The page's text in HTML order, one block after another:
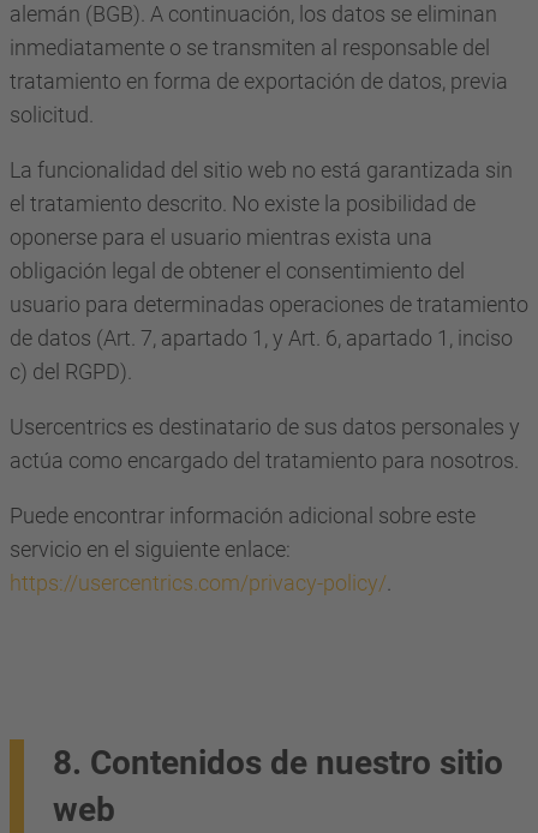
alemán (BGB). A continuación, los datos se eliminan
inmediatamente o se transmiten al responsable del
tratamiento en forma de exportación de datos, previa
solicitud.
La funcionalidad del sitio web no está garantizada sin
el tratamiento descrito. No existe la posibilidad de
oponerse para el usuario mientras exista una
obligación legal de obtener el consentimiento del
usuario para determinadas operaciones de tratamiento
de datos (Art. 7, apartado 1, y Art. 6, apartado 1, inciso
c) del RGPD).
Usercentrics es destinatario de sus datos personales y
actúa como encargado del tratamiento para nosotros.
Puede encontrar información adicional sobre este
servicio en el siguiente enlace:
https://usercentrics.com/privacy-policy/
8. Contenidos de nuestro sitio
web